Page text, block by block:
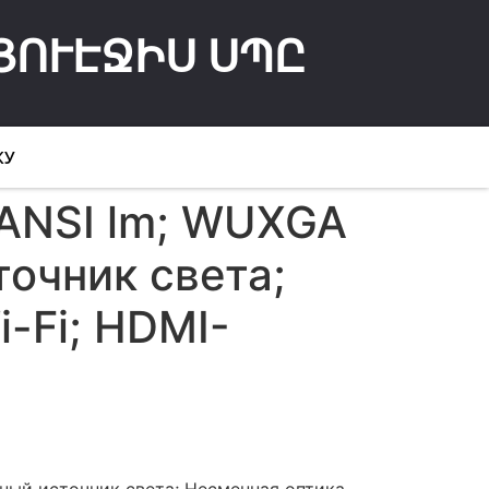
ՍՊԸ
lm; WUXGA
света;
Fi; HDMI-